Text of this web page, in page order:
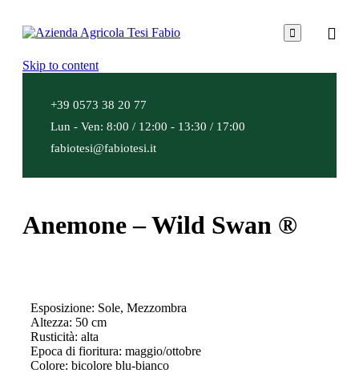

Skip to content
+39 0573 38 20 77
Lun - Ven: 8:00 / 12:00 - 13:30 / 17:00
fabiotesi@fabiotesi.it
Anemone – Wild Swan ®
Esposizione: Sole, Mezzombra
Altezza: 50 cm
Rusticità: alta
Epoca di fioritura: maggio/ottobre
Colore: bicolore blu-bianco